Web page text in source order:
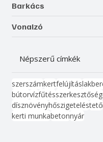
Barkács
Vonalzó
Népszerű címkék
szerszámkertfelújítás
bútorvízfűtésszerkesztőség
dísznövényhőszigeteléstető
kerti munkabetonnyár